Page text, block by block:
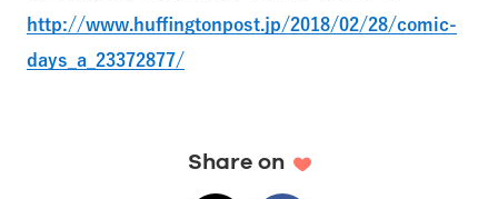
http://www.huffingtonpost.jp/2018/02/28/comic-
days_a_23372877/
Share on